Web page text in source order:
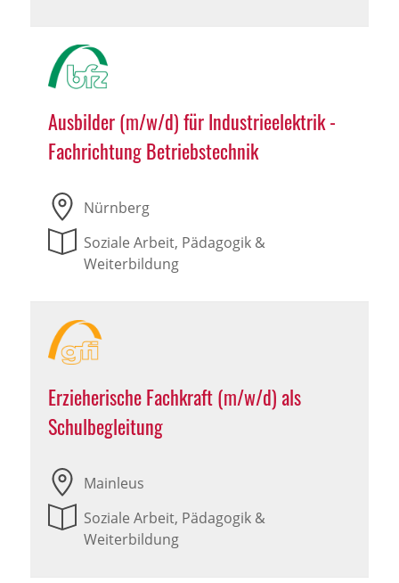
Ausbilder (m/w/d) für Industrieelektrik -
Fachrichtung Betriebstechnik
Nürnberg
Soziale Arbeit, Pädagogik &
Weiterbildung
Erzieherische Fachkraft (m/w/d) als
Schulbegleitung
Mainleus
Soziale Arbeit, Pädagogik &
Weiterbildung